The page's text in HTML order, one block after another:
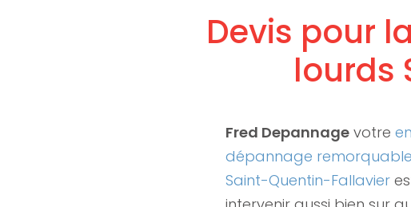
Devis pour
lourds
Fred Depannage votre
dépannage remorquable
Saint-Quentin-Fallavier